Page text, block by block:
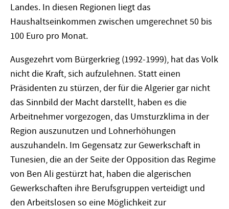
Landes. In diesen Regionen liegt das
Haushaltseinkommen zwischen umgerechnet 50 bis
100 Euro pro Monat.
Ausgezehrt vom Bürgerkrieg (1992-1999), hat das Volk
nicht die Kraft, sich aufzulehnen. Statt einen
Präsidenten zu stürzen, der für die Algerier gar nicht
das Sinnbild der Macht darstellt, haben es die
Arbeitnehmer vorgezogen, das Umsturzklima in der
Region auszunutzen und Lohnerhöhungen
auszuhandeln. Im Gegensatz zur Gewerkschaft in
Tunesien, die an der Seite der Opposition das Regime
von Ben Ali gestürzt hat, haben die algerischen
Gewerkschaften ihre Berufsgruppen verteidigt und
den Arbeitslosen so eine Möglichkeit zur